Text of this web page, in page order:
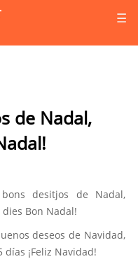
☰
de Nadal,
desitjos de Nadal,
Bon Nadal!
deseos de Navidad,
días ¡Feliz Navidad!